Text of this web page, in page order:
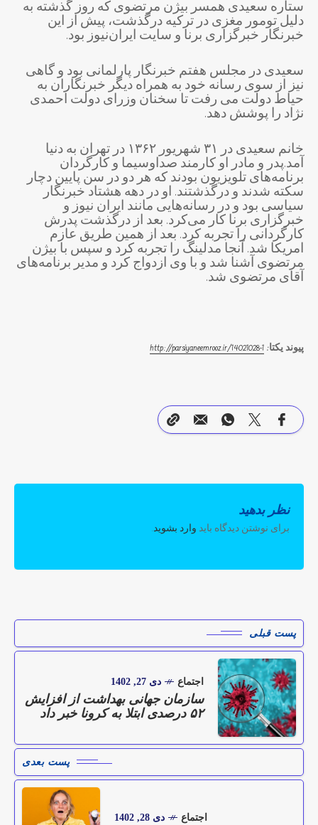
ستاره سعیدی همسر بیژن مرتضوی که روز گذشته به
دلیل تومور مغزی در ترکیه درگذشت، پیش از این
خبرنگار خبرگزاری برنا و سایت ایران‌نیوز بود.
سعیدی در مجلس هفتم خبرنگار پارلمانی بود و گاهی
نیز از سوی رسانه خود به همراه دیگر خبرنگاران به
حیاط دولت می رفت تا سخنان وزرای دولت احمدی
نژاد را پوشش دهد.
خانم سعیدی در ۳۱ شهریور ۱۳۶۲ در تهران به دنیا
آمد.پدر و مادر او کارمند صداوسیما و کارگردان
برنامه‌های تلویزیون بودند که هر دو در سن پایین دچار
سکته شدند و درگذشتند. او در دهه هشتاد خبرنگار
سیاسی بود و در رسانه‌هایی مانند ایران نیوز و
خبرگزاری برنا کار می‌کرد. بعد از درگذشت پدرش
کارگردانی را تجربه کرد. بعد از همین طریق عازم
امریکا شد. آنجا مدلینگ را تجربه کرد و سپس با بیژن
مرتضوی آشنا شد و با وی ازدواج کرد و مدیر برنامه‌های
آقای مرتضوی شد.
پیوند یکتا: http://parsiyaneemrooz.ir/14021028-1
نظر بدهید
برای نوشتن دیدگاه باید وارد بشوید.
پست قبلی
اجتماع دی 27, 1402
سازمان جهانی بهداشت از افزایش
۵۲ درصدی ابتلا به کرونا خبر داد
پست بعدی
اجتماع دی 28, 1402